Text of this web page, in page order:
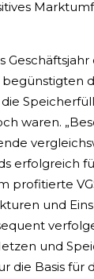
waren.
erfolgreich
profitierte
und
und
die Basis für